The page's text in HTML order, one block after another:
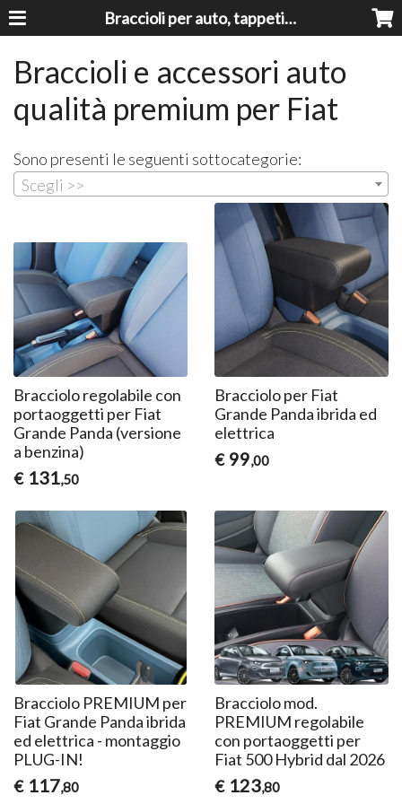
Braccioli per auto, tappeti auto, accessori auto MADE IN ITALY - Armrests, Mittelarmlehnen, Accoundoirs
Braccioli e accessori auto
qualità premium per Fiat
Sono presenti le seguenti sottocategorie:
Scegli >>
Bracciolo regolabile con
portaoggetti per Fiat
Grande Panda (versione
a benzina)
€ 131,50
Bracciolo per Fiat
Grande Panda ibrida ed
elettrica
€ 99,00
Bracciolo PREMIUM per
Fiat Grande Panda ibrida
ed elettrica - montaggio
PLUG-IN!
€ 117,80
Bracciolo mod.
PREMIUM regolabile
con portaoggetti per
Fiat 500 Hybrid dal 2026
€ 123,80